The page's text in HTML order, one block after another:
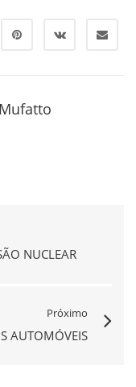
NUCLEAR
Próximo
AUTOMÓVEIS